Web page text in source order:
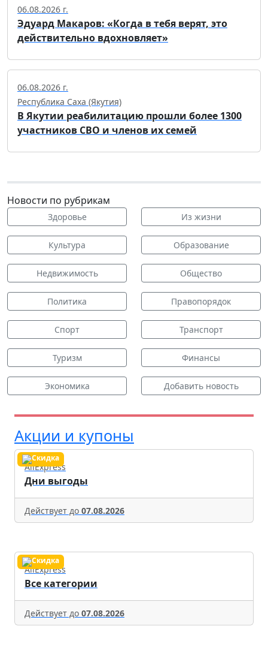
06.08.2026 г.
Эдуард Макаров: «Когда в тебя верят, это
действительно вдохновляет»
06.08.2026 г.
Республика Саха (Якутия)
В Якутии реабилитацию прошли более 1300
участников СВО и членов их семей
Новости по рубрикам
Здоровье Из жизни
Культура Образование
Недвижимость Общество
Политика Правопорядок
Спорт Транспорт
Туризм Финансы
Экономика Добавить новость
Акции и купоны
AliExpress
Дни выгоды
Действует до 07.08.2026
AliExpress
Все категории
Действует до 07.08.2026